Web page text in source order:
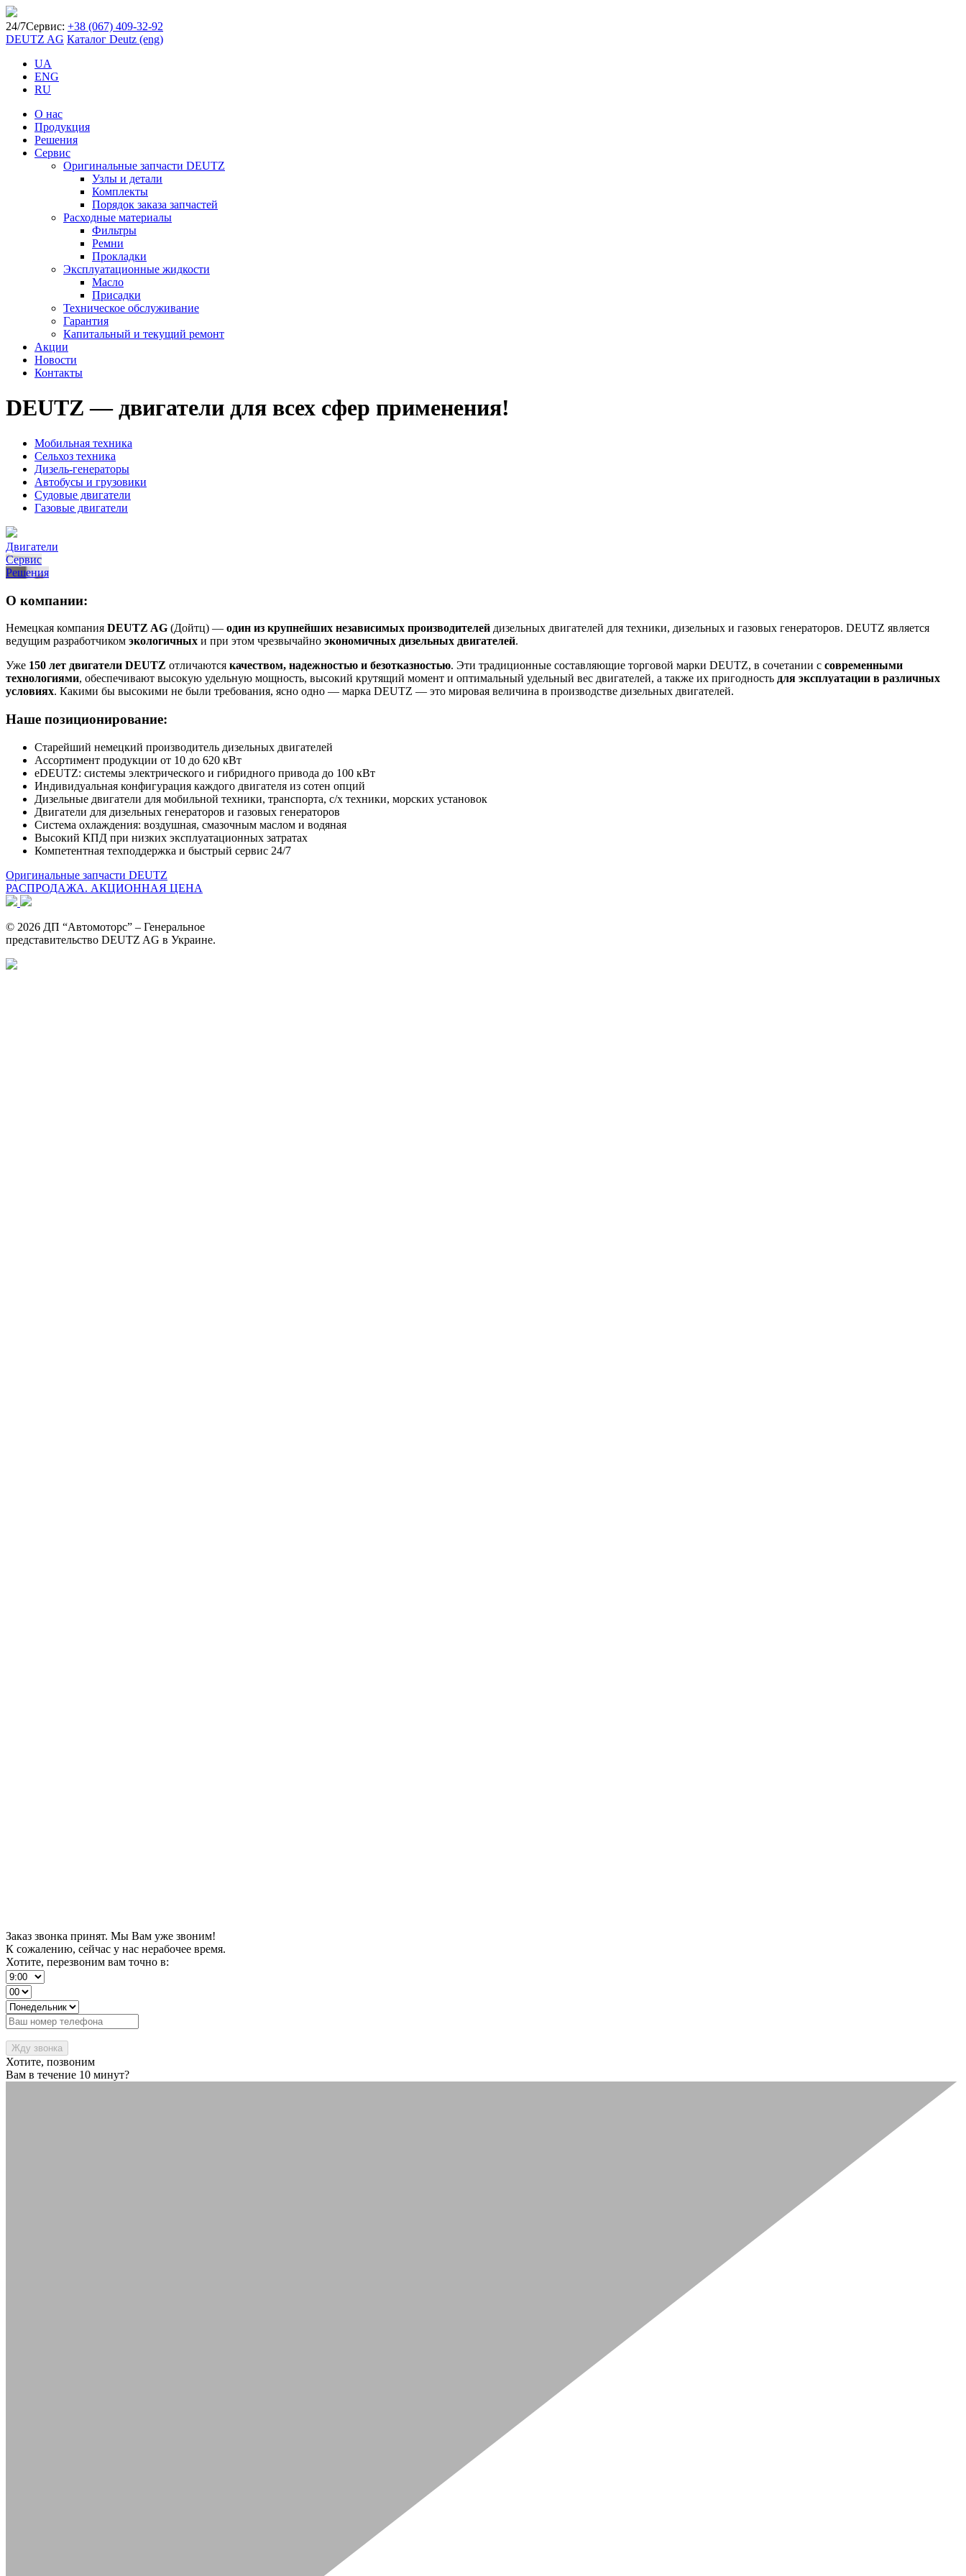
24/7Сервис: +38 (067) 409-32-92
DEUTZ AG Каталог Deutz (eng)
UA
ENG
RU
О нас
Продукция
Решения
Сервис
Оригинальные запчасти DEUTZ
Узлы и детали
Комплекты
Порядок заказа запчастей
Расходные материалы
Фильтры
Ремни
Прокладки
Эксплуатационные жидкости
Масло
Присадки
Техническое обслуживание
Гарантия
Капитальный и текущий ремонт
Акции
Новости
Контакты
DEUTZ — двигатели для всех сфер применения!
Мобильная техника
Сельхоз техника
Дизель-генераторы
Автобусы и грузовики
Судовые двигатели
Газовые двигатели
Двигатели
Сервис
Решения
О компании:
Немецкая компания DEUTZ AG (Дойтц) — один из крупнейших независимых производителей дизельных двигателей для техники, дизельных и газовых генераторов. DEUTZ является
ведущим разработчиком экологичных и при этом чрезвычайно экономичных дизельных двигателей.
Уже 150 лет двигатели DEUTZ отличаются качеством, надежностью и безотказностью. Эти традиционные составляющие торговой марки DEUTZ, в сочетании с современными
технологиями, обеспечивают высокую удельную мощность, высокий крутящий момент и оптимальный удельный вес двигателей, а также их пригодность для эксплуатации в различных
условиях. Какими бы высокими не были требования, ясно одно — марка DEUTZ — это мировая величина в производстве дизельных двигателей.
Наше позиционирование:
Старейший немецкий производитель дизельных двигателей
Ассортимент продукции от 10 до 620 кВт
eDEUTZ: системы электрического и гибридного привода до 100 кВт
Индивидуальная конфигурация каждого двигателя из сотен опций
Дизельные двигатели для мобильной техники, транспорта, с/х техники, морских установок
Двигатели для дизельных генераторов и газовых генераторов
Система охлаждения: воздушная, смазочным маслом и водяная
Высокий КПД при низких эксплуатационных затратах
Компетентная техподдержка и быстрый сервис 24/7
Оригинальные запчасти DEUTZ
РАСПРОДАЖА. АКЦИОННАЯ ЦЕНА
© 2026 ДП “Автомоторс” – Генеральное
представительство DEUTZ AG в Украине.
Заказ звонка принят. Мы Вам уже звоним!
К сожалению, сейчас у нас нерабочее время.
Хотите, перезвоним вам точно в:
Хотите, позвоним
Вам в течение 10 минут?